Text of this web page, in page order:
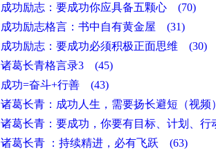
成功励志：要成功你应具备五颗心 (70)
成功励志格言：书中自有黄金屋 (31)
成功励志：要成功必须积极正面思维 (30)
诸葛长青格言录3 (45)
成功=奋斗+行善 (43)
诸葛长青：成功人生，需要扬长避短（视
诸葛长青：要成功，你要有目标、计划、
诸葛长青 ：持续精进，必有飞跃 (63)